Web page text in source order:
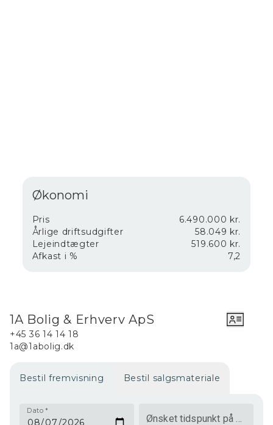
Økonomi
Pris
6.490.000 kr.
Årlige driftsudgifter
58.049 kr.
Lejeindtægter
519.600 kr.
Afkast i %
7,2
1A Bolig & Erhverv ApS
+45 36 14 14 18
1a@1abolig.dk
Bestil fremvisning Bestil salgsmateriale
Dato *
Ønsket tidspunkt på dagen